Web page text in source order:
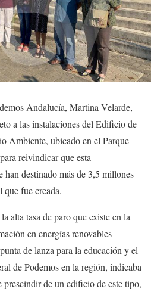
Andalucía, Martina Velarde,
a las instalaciones del Edificio de
Ambiente, ubicado en el Parque
reivindicar que esta
han destinado más de 3,5 millones
que fue creada.
alta tasa de paro que existe en la
en energías renovables
de lanza para la educación y el
de Podemos en la región, indicaba
prescindir de un edificio de este tipo,